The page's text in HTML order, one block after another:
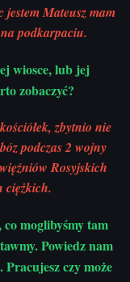
Mateusz mam
podkarpaciu.
wiosce, lub jej
zobaczyć?
zbytnio nie
podczas 2 wojny
Rosyjskich
ciężkich.
moglibyśmy tam
Powiedz nam
Pracujesz czy może